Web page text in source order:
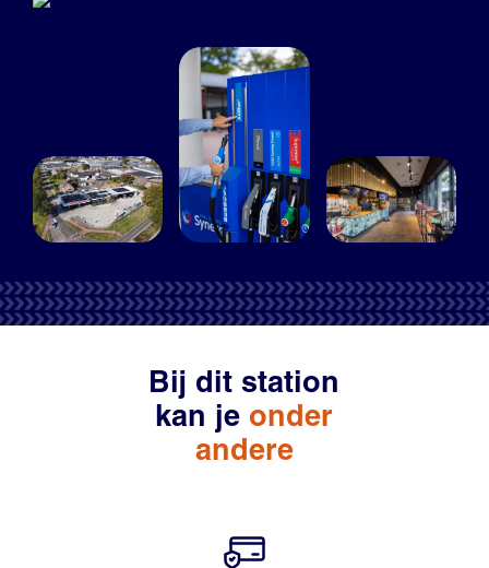
Bij dit station
kan je onder
andere